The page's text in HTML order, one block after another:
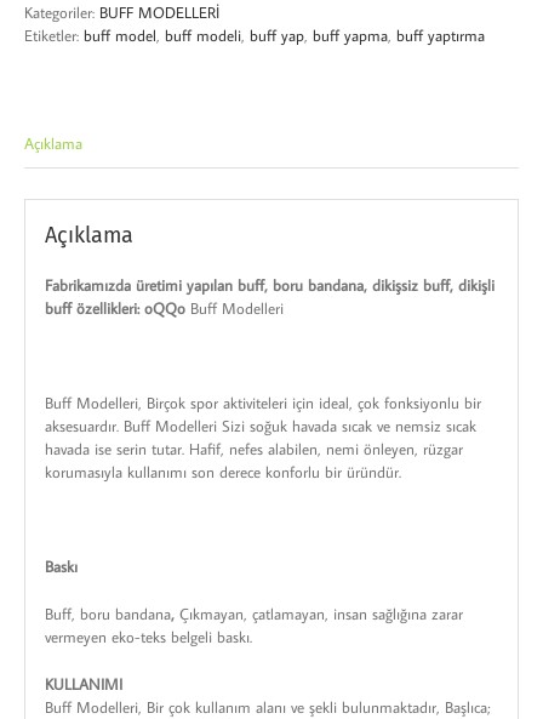
Kategoriler: BUFF MODELLERİ
Etiketler: buff model buff modeli buff yap buff yapma buff yaptırma
Açıklama
Açıklama
Fabrikamızda üretimi yapılan buff, boru bandana, dikişsiz buff, dikişli
buff özellikleri: oQQo Buff Modelleri
Buff Modelleri, Birçok spor aktiviteleri için ideal, çok fonksiyonlu bir
aksesuardır. Buff Modelleri Sizi soğuk havada sıcak ve nemsiz sıcak
havada ise serin tutar. Hafif, nefes alabilen, nemi önleyen, rüzgar
korumasıyla kullanımı son derece konforlu bir üründür.
Baskı
Buff, boru bandana,Çıkmayan, çatlamayan, insan sağlığına zarar
vermeyen eko-teks belgeli baskı.
KULLANIMI
Buff Modelleri, Bir çok kullanım alanı ve şekli bulunmaktadır, Başlıca;